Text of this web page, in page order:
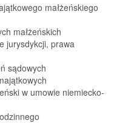
małżeńskiego
małżeńskich
jurysdykcji, prawa
sądowych
w umowie niemiecko-